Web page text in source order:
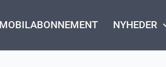
MOBILABONNEMENT NYHEDER